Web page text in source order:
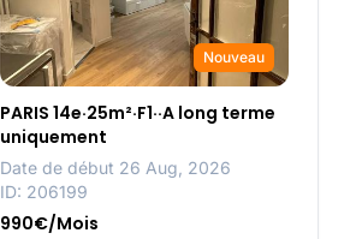
Nouveau
PARIS 14e·25m²·F1··A long terme
uniquement
Date de début 26 Aug, 2026
ID: 206199
990€/Mois